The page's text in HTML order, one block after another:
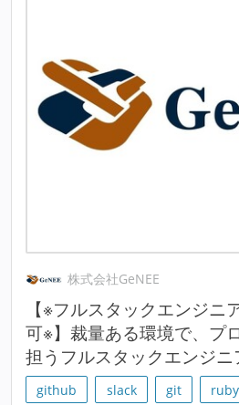
株式会社GeNEE
【※フルスタックエンジニ
可※】裁量ある環境で、プ
担うフルスタックエンジ
github slack git ruby